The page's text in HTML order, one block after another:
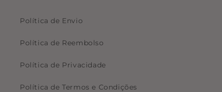
Política de Envio
Política de Reembolso
Política de Privacidade
Política de Termos e Condições